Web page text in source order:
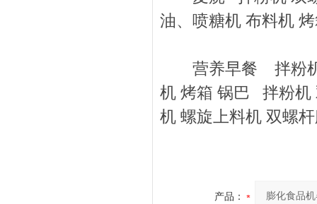
油、喷糖机 布料机
营养早餐 拌粉机
机 烤箱 锅巴 拌粉机
机 螺旋上料机 双螺
产品：